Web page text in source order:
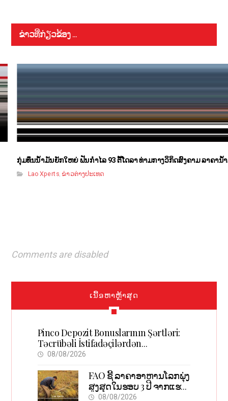
ຂ່າວທີ່ກ່ຽວຂ້ອງ ...
ກຸ່ມທຶນນ້ຳມັນຍັກໃຫຍ່ ຟັນກຳໄລ 93 ຕື້ໂດລາ ທ່າມກາງວິກິດສົງຄາມ ລາຄານໍ້
Lao Xperts ຂ່າວຕ່າງປະເທດ
Comments are disabled
ເນື້ອຫາຫຼ້າສຸດ
Pinco Depozit Bonuslarının Şərtləri:
Təcrübəli İstifadəçilərdən
Məsləhətlər
08/08/2026
FAO ຊີ້ ລາຄາອາຫານໂລກພຸ່ງ
ສູງສຸດໃນຮອບ 3 ປີ ຈາກແຮງ
ກົດດັນຂອງສົງຄາມ, El nino
08/08/2026